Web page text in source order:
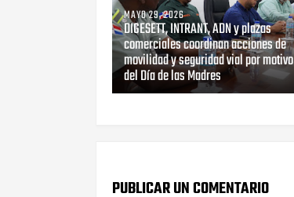
MAYO 29, 2026
DIGESETT, INTRANT, ADN y plazas
comerciales coordinan acciones de
movilidad y seguridad vial por motivo
del Día de las Madres
PUBLICAR UN COMENTARIO